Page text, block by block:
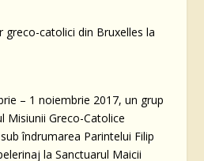
– 1 noiembrie 2017, un grup
Misiunii Greco-Catolice
îndrumarea Parintelui Filip
la Sanctuarul Maicii